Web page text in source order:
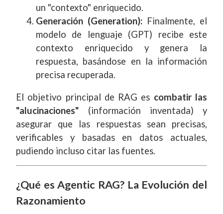
un "contexto" enriquecido.
Generación (Generation): Finalmente, el
modelo de lenguaje (GPT) recibe este
contexto enriquecido y genera la
respuesta, basándose en la información
precisa recuperada.
El objetivo principal de RAG es combatir las
"alucinaciones" (información inventada) y
asegurar que las respuestas sean precisas,
verificables y basadas en datos actuales,
pudiendo incluso citar las fuentes.
¿Qué es Agentic RAG? La Evolución del
Razonamiento